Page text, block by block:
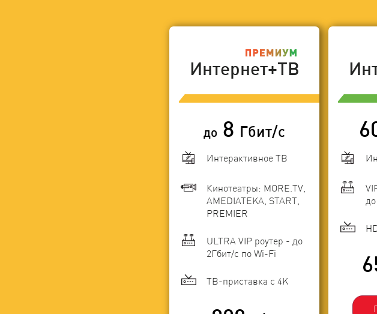
Интернет+ТВ
до 8 Гбит/с
Интерактивное ТВ
Кинотеатры: MORE.TV,
AMEDIATEKA, START,
PREMIER
ULTRA VIP роутер - до
2Гбит/c по Wi-Fi
ТВ-приставка с 4K